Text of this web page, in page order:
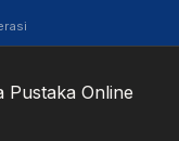
Online